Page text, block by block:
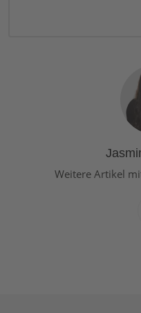
Weitere Artikel